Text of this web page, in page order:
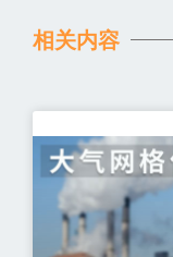
相关内容